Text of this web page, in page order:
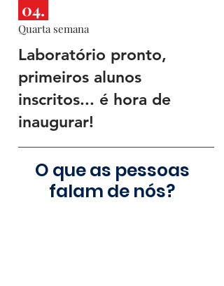
04.
Quarta semana
Laboratório pronto,
primeiros alunos
inscritos... é hora de
inaugurar!
O que as pessoas
falam de nós?